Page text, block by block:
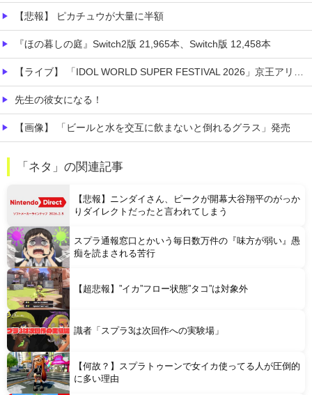
【悲報】 ピカチュウが大量に半額
『ほの暮しの庭』Switch2版 21,965本、Switch版 12,458本
【ライブ】 「IDOL WORLD SUPER FESTIVAL 2026」京王アリーナTOKYO開催決定
先生の彼女になる！
【画像】 「ビールと水を交互に飲まないと倒れるグラス」発売
Powered by livedoor 相互RSS
「ネタ」の関連記事
【悲報】ニンダイさん、ピークが開幕大谷翔平のがっか
りダイレクトだったと言われてしまう
スプラ通報窓口とかいう毎日数万件の『味方が弱い』愚
痴を読まされる苦行
【超悲報】”イカ”フロー状態”タコ”は対象外
識者「スプラ3は次回作への実験場」
【何故？】スプラトゥーンで女イカ使ってる人が圧倒的
に多い理由